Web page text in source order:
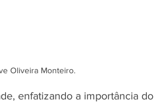
Oliveira Monteiro.
enfatizando a importância do